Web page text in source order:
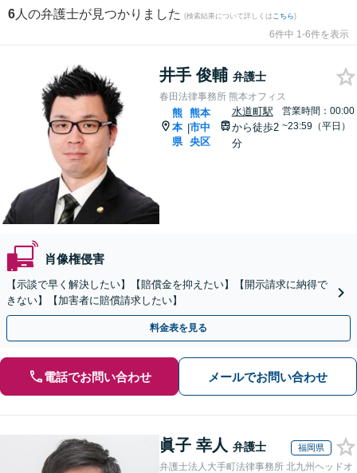
6 人の弁護士が見つかりました (検索結果について詳しくは こちら)
6件中 1-6件を表示
井手 俊輔 弁護士
春田法律事務所 熊本オフィス
熊
本
県
|
熊本
市中
央区
水道町駅
から徒歩2
分
営業時間：00:00
~23:59（平日）
肖像権侵害
【示談で早く解決したい】【賠償金を抑えたい】【開示請求に納得で
きない】【加害者に賠償請求したい】
料金表を見る
電話でお問い合わせ メールでお問い合わせ
眞子 幸人 弁護士 福岡県
弁護士法人大手町法律事務所 北九州ヘッドオ